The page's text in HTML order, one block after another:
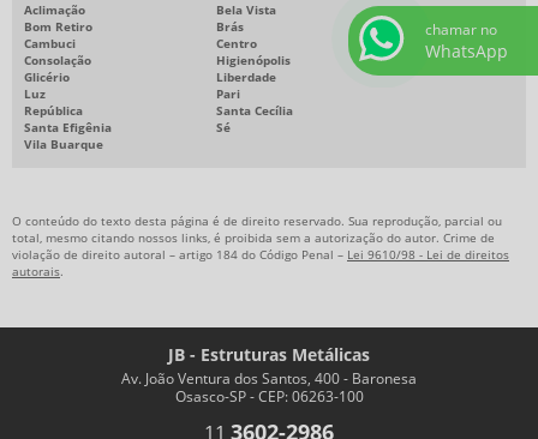
Aclimação
Bela Vista
Bom Retiro
Brás
Cambuci
Centro
Consolação
Higienópolis
Glicério
Liberdade
Luz
Pari
República
Santa Cecília
Santa Efigênia
Sé
Vila Buarque
O conteúdo do texto desta página é de direito reservado. Sua reprodução, parcial ou
total, mesmo citando nossos links, é proibida sem a autorização do autor. Crime de
violação de direito autoral – artigo 184 do Código Penal – Lei 9610/98 - Lei de direitos
autorais.
JB - Estruturas Metálicas
Av. João Ventura dos Santos, 400 - Baronesa
Osasco-SP - CEP: 06263-100
11 3602-2986
chamar no
WhatsApp